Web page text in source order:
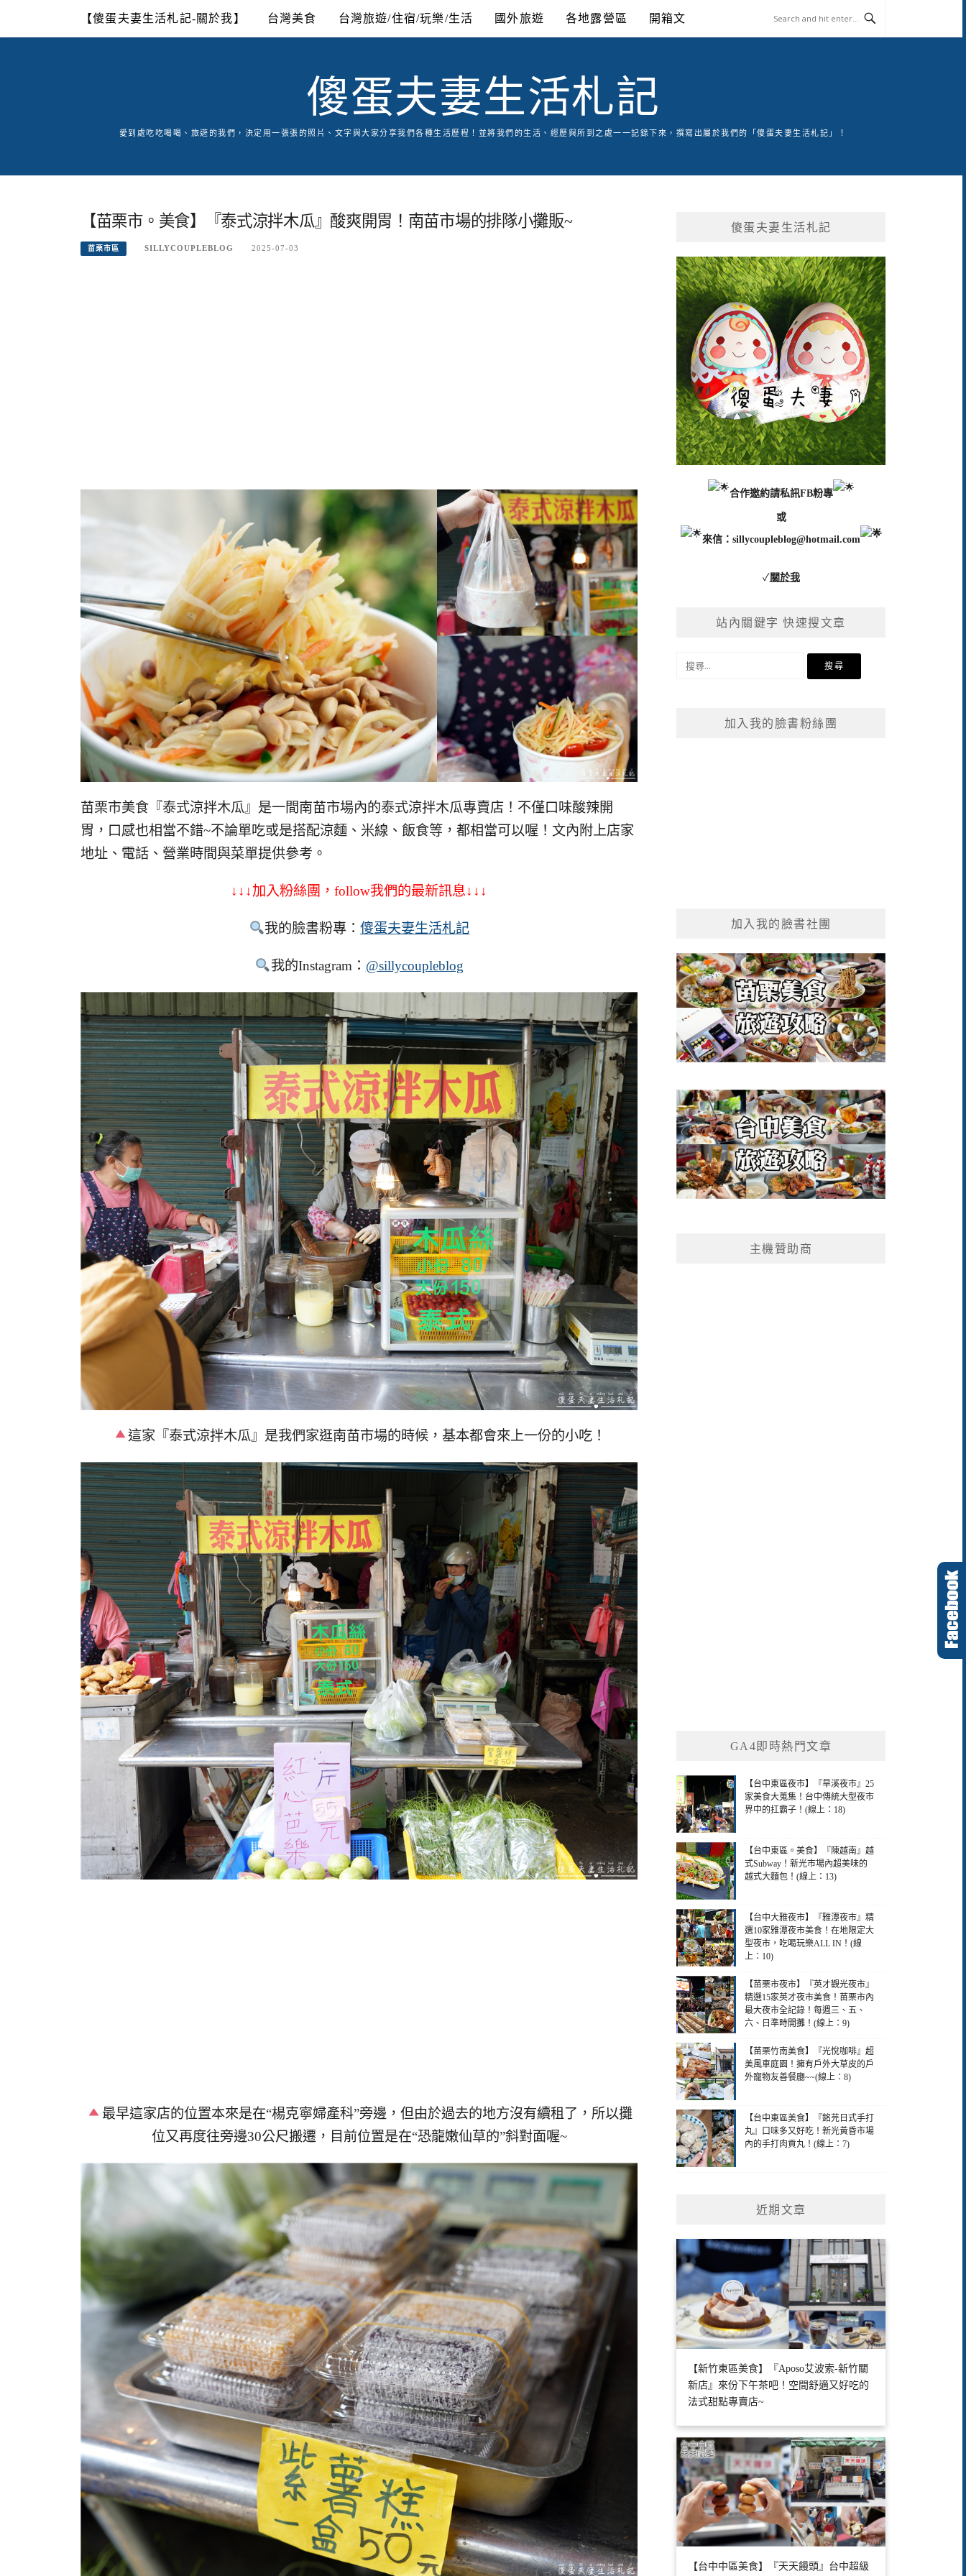
content
【傻蛋夫妻生活札記-關於我】 台灣美食 台灣旅遊/住宿/玩樂/生活 國外旅遊 各地露營區 開箱文
傻蛋夫妻生活札記
愛到處吃吃喝喝、旅遊的我們，決定用一張張的照片、文字與大家分享我們各種生活歷程！並將我們的生活、經歷與所到之處一一記錄下來，撰寫出屬於我們的「傻蛋夫妻生活札記」！
【苗栗市。美食】『泰式涼拌木瓜』酸爽開胃！南苗市場的排隊小攤販~
苗栗市區 SILLYCOUPLEBLOG 2025-07-03
苗栗市美食『泰式涼拌木瓜』是一間南苗市場內的泰式涼拌木瓜專賣店！不僅口味酸辣開
胃，口感也相當不錯~不論單吃或是搭配涼麵、米線、飯食等，都相當可以喔！文內附上店家
地址、電話、營業時間與菜單提供參考。
↓↓↓加入粉絲團，follow我們的最新訊息↓↓↓
我的臉書粉專：傻蛋夫妻生活札記
我的Instagram： @sillycoupleblog
這家『泰式涼拌木瓜』是我們家逛南苗市場的時候，基本都會來上一份的小吃！
最早這家店的位置本來是在“楊克寧婦產科”旁邊，但由於過去的地方沒有續租了，所以攤
位又再度往旁邊30公尺搬遷，目前位置是在“恐龍嫩仙草的”斜對面喔~
傻蛋夫妻生活札記
合作邀約請私訊FB粉專
或
來信： sillycoupleblog@hotmail.com
✓關於我
站內關鍵字 快速搜文章
加入我的臉書粉絲團
加入我的臉書社團
主機贊助商
GA4即時熱門文章
【台中東區夜市】『旱溪夜市』25
家美食大蒐集！台中傳統大型夜市
界中的扛霸子！(線上：18)
【台中東區。美食】『陳越南』越
式Subway！新光市場內超美味的
越式大麵包！(線上：13)
【台中大雅夜市】『雅潭夜市』精
選10家雅潭夜市美食！在地限定大
型夜市，吃喝玩樂ALL IN！(線
上：10)
【苗栗市夜市】『英才觀光夜市』
精選15家英才夜市美食！苗栗市內
最大夜市全記錄！每週三、五、
六、日準時開攤！(線上：9)
【苗栗竹南美食】『光悅咖啡』超
美風車庭園！擁有戶外大草皮的戶
外寵物友善餐廳~~(線上：8)
【台中東區美食】『銘芫日式手打
丸』口味多又好吃！新光黃昏市場
內的手打肉貢丸！(線上：7)
近期文章
【新竹東區美食】『Aposo艾波索-新竹關
新店』來份下午茶吧！空間舒適又好吃的
法式甜點專賣店~
【台中中區美食】『天天饅頭』台中超級